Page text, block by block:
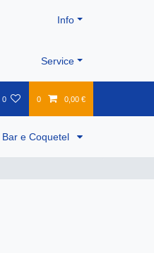
Info
Service
0 0 0,00 €
Bar e Coquetel